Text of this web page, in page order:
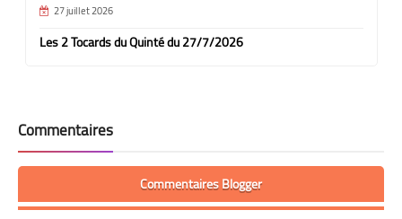
27 juillet 2026
Les 2 Tocards du Quinté du 27/7/2026
Commentaires
Commentaires Blogger